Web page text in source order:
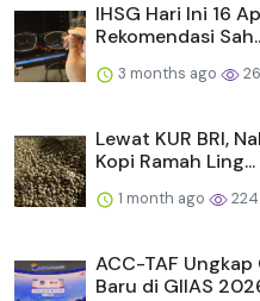
IHSG Hari Ini 16
Rekomendasi
3 months ago
Lewat KUR BRI,
Kopi Ramah Ling...
1 month ago 224
ACC-TAF
Baru di GIIAS